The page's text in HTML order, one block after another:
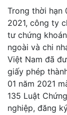
Trong thời hạn
2021, công ty
tư chứng
ngoài và chi
Việt Nam đã
giấy phép
01 năm 2021
135 Luật
nghiệp, đăng